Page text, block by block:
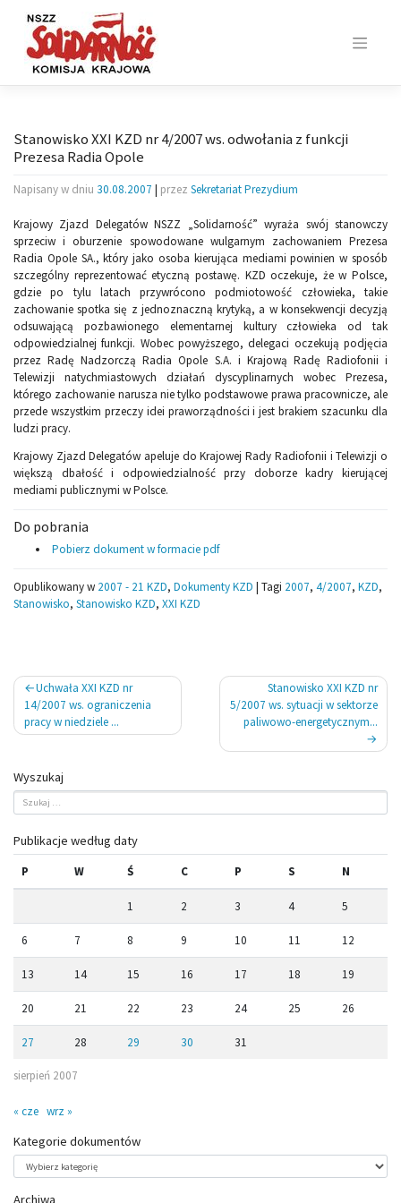
content
Stanowisko XXI KZD nr 4/2007 ws. odwołania z funkcji
Prezesa Radia Opole
Napisany w dniu 30.08.2007 | przez Sekretariat Prezydium
Krajowy Zjazd Delegatów NSZZ „Solidarność” wyraża swój stanowczy
sprzeciw i oburzenie spowodowane wulgarnym zachowaniem Prezesa
Radia Opole SA., który jako osoba kierująca mediami powinien w sposób
szczególny reprezentować etyczną postawę. KZD oczekuje, że w Polsce,
gdzie po tylu latach przywrócono podmiotowość człowieka, takie
zachowanie spotka się z jednoznaczną krytyką, a w konsekwencji decyzją
odsuwającą pozbawionego elementarnej kultury człowieka od tak
odpowiedzialnej funkcji. Wobec powyższego, delegaci oczekują podjęcia
przez Radę Nadzorczą Radia Opole S.A. i Krajową Radę Radiofonii i
Telewizji natychmiastowych działań dyscyplinarnych wobec Prezesa,
którego zachowanie narusza nie tylko podstawowe prawa pracownicze, ale
przede wszystkim przeczy idei praworządności i jest brakiem szacunku dla
ludzi pracy.
Krajowy Zjazd Delegatów apeluje do Krajowej Rady Radiofonii i Telewizji o
większą dbałość i odpowiedzialność przy doborze kadry kierującej
mediami publicznymi w Polsce.
Do pobrania
Pobierz dokument w formacie pdf
Opublikowany w 2007 - 21 KZD, Dokumenty KZD | Tagi 2007, 4/2007, KZD,
Stanowisko, Stanowisko KZD, XXI KZD
Nawigacja
wpisu
Uchwała XXI KZD nr
14/2007 ws. ograniczenia
pracy w niedziele ...
Stanowisko XXI KZD nr
5/2007 ws. sytuacji w sektorze
paliwowo-energetycznym...
Wyszukaj
Publikacje według daty
sierpień 2007
P W Ś C P S N
1 2 3 4 5
6 7 8 9 10 11 12
13 14 15 16 17 18 19
20 21 22 23 24 25 26
27 28 29 30 31
« cze wrz »
Kategorie dokumentów
dokumentów
Archiwa